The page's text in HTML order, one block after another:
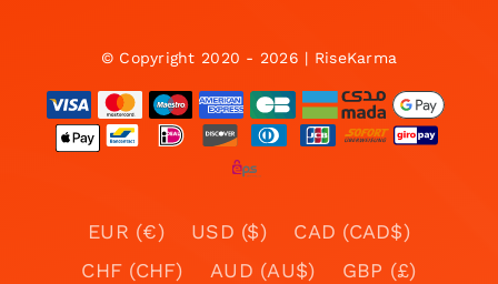
© Copyright 2020 - 2026 | RiseKarma
EUR (€) USD ($)
CAD (CAD$)
CHF (CHF)
AUD (AU$)
GBP (£)